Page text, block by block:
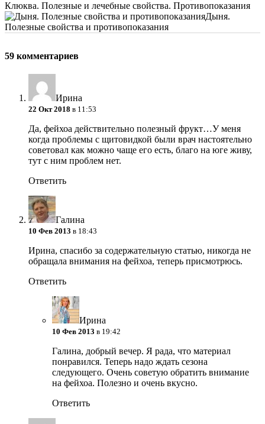
Клюква. Полезные и лечебные свойства. Противопоказания
Дыня.
Полезные свойства и противопоказания
59 комментариев
Ирина
22 Окт 2018 в 11:53
Да, фейхоа действительно полезный фрукт…У меня
когда проблемы с щитовидкой были врач настоятельно
советовал как можно чаще его есть, благо на юге живу,
тут с ним проблем нет.
Ответить
Галина
10 Фев 2013 в 18:43
Ирина, спасибо за содержательную статью, никогда не
обращала внимания на фейхоа, теперь присмотрюсь.
Ответить
Ирина
10 Фев 2013 в 19:42
Галина, добрый вечер. Я рада, что материал
понравился. Теперь надо ждать сезона
следующего. Очень советую обратить внимание
на фейхоа. Полезно и очень вкусно.
Ответить